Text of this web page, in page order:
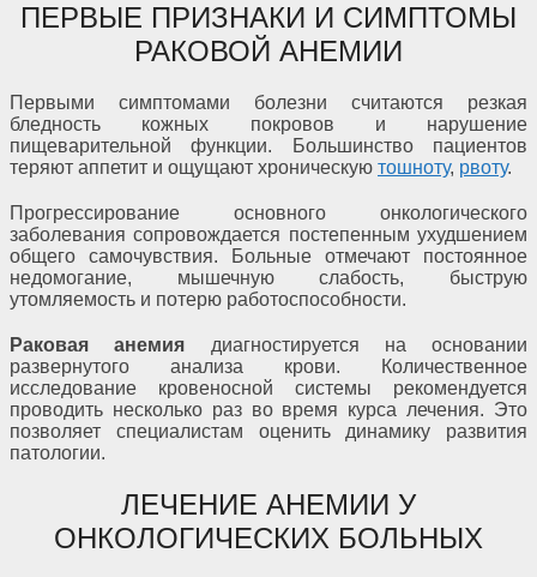
ПЕРВЫЕ ПРИЗНАКИ И СИМПТОМЫ
РАКОВОЙ АНЕМИИ
Первыми симптомами болезни считаются резкая
бледность кожных покровов и нарушение
пищеварительной функции. Большинство пациентов
теряют аппетит и ощущают хроническую тошноту, рвоту.
Прогрессирование основного онкологического
заболевания сопровождается постепенным ухудшением
общего самочувствия. Больные отмечают постоянное
недомогание, мышечную слабость, быструю
утомляемость и потерю работоспособности.
Раковая анемия диагностируется на основании
развернутого анализа крови. Количественное
исследование кровеносной системы рекомендуется
проводить несколько раз во время курса лечения. Это
позволяет специалистам оценить динамику развития
патологии.
ЛЕЧЕНИЕ АНЕМИИ У
ОНКОЛОГИЧЕСКИХ БОЛЬНЫХ